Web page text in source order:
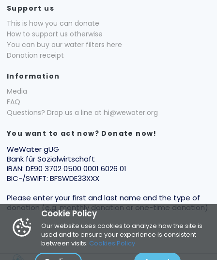
Cookie Policy
Our website uses cookies to analyze how the site is
used and to ensure your experience is consistent
between visits. Cookies Policy
Support us
This is how you can donate
How to support us otherwise
You can buy our water filters here
Donation receipt
Information
Media
FAQ
Questions? Drop us a line at hi@wewater.org
You want to act now? Donate now!
WeWater gUG
Bank für Sozialwirtschaft
IBAN: DE90 3702 0500 0001 6026 01
BIC-/SWIFT: BFSWDE33XXX
Please enter your first and last name and the type of
donation (e.g. monthly donation or one-time donation).